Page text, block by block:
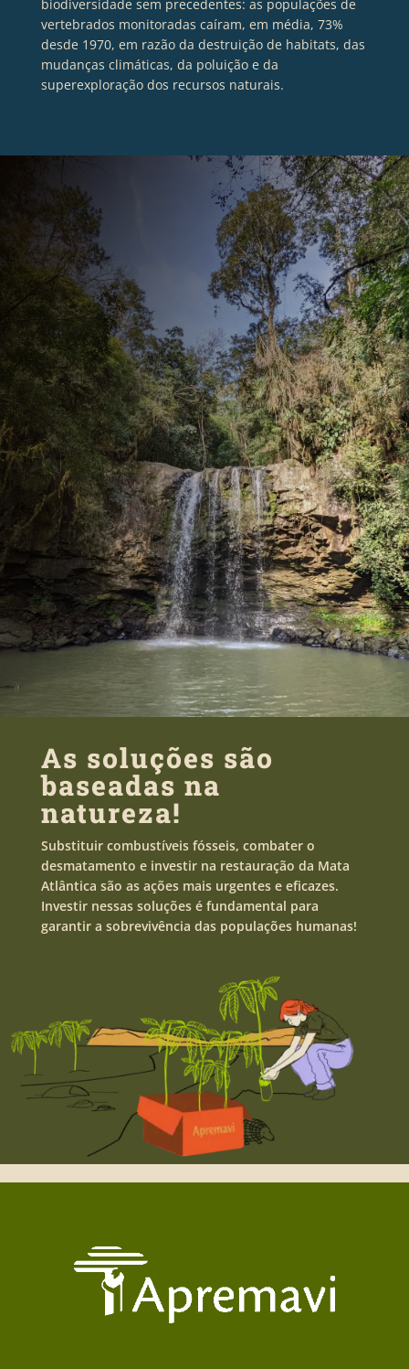
biodiversidade sem precedentes: as populações de
vertebrados monitoradas caíram, em média, 73%
desde 1970, em razão da destruição de habitats, das
mudanças climáticas, da poluição e da
superexploração dos recursos naturais.
As soluções são
baseadas na
natureza!
Substituir combustíveis fósseis, combater o
desmatamento e investir na restauração da Mata
Atlântica são as ações mais urgentes e eficazes.
Investir nessas soluções é fundamental para
garantir a sobrevivência das populações humanas!